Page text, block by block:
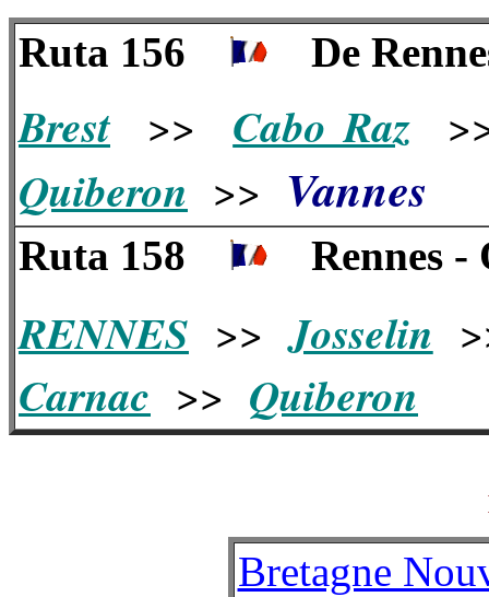
Ruta 156 De
Brest >> Cabo Raz
Quiberon >> Vannes
Ruta 158 Rennes -
RENNES >> Josselin
Carnac >> Quiberon
Bretagne